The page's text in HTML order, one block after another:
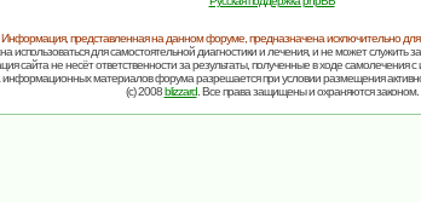
Информация, представленная на данном форуме, предназначена исключительно
использоваться для самостоятельной диагностики и лечения, и не может служить
сайта не несёт ответственности за результаты, полученные в ходе самолечения
информационных материалов форума разрешается при условии размещения
(c) 2008blizzard. Все права защищены и охраняются законом.